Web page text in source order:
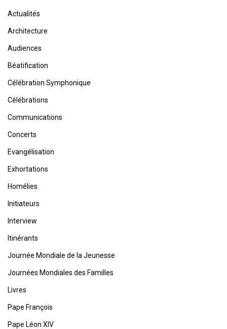
Actualités
Architecture
Audiences
Béatification
Célébration Symphonique
Célébrations
Communications
Concerts
Evangélisation
Exhortations
Homélies
Initiateurs
Interview
Itinérants
Journée Mondiale de la Jeunesse
Journées Mondiales des Familles
Livres
Pape François
Pape Léon XIV